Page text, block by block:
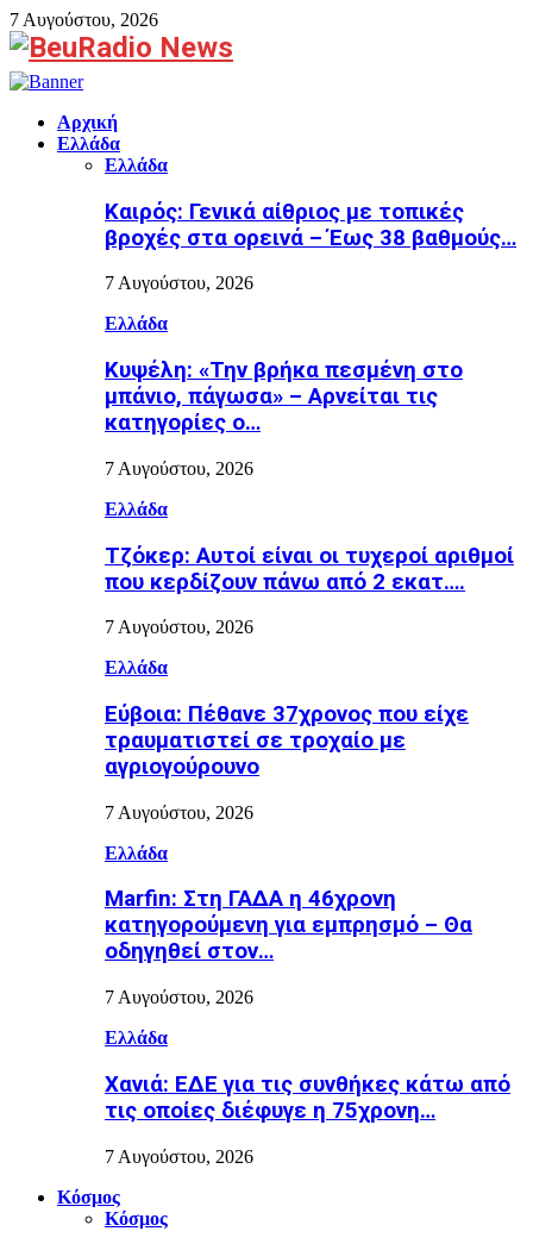
7 Αυγούστου, 2026
Facebook
Αρχική
Ελλάδα
Ελλάδα
Καιρός: Γενικά αίθριος με τοπικές
βροχές στα ορεινά – Έως 38 βαθμούς…
7 Αυγούστου, 2026
Ελλάδα
Κυψέλη: «Την βρήκα πεσμένη στο
μπάνιο, πάγωσα» – Αρνείται τις
κατηγορίες ο…
7 Αυγούστου, 2026
Ελλάδα
Τζόκερ: Αυτοί είναι οι τυχεροί αριθμοί
που κερδίζουν πάνω από 2 εκατ….
7 Αυγούστου, 2026
Ελλάδα
Εύβοια: Πέθανε 37χρονος που είχε
τραυματιστεί σε τροχαίο με
αγριογούρουνο
7 Αυγούστου, 2026
Ελλάδα
Marfin: Στη ΓΑΔΑ η 46χρονη
κατηγορούμενη για εμπρησμό – Θα
οδηγηθεί στον…
7 Αυγούστου, 2026
Ελλάδα
Χανιά: ΕΔΕ για τις συνθήκες κάτω από
τις οποίες διέφυγε η 75χρονη…
7 Αυγούστου, 2026
Κόσμος
Κόσμος